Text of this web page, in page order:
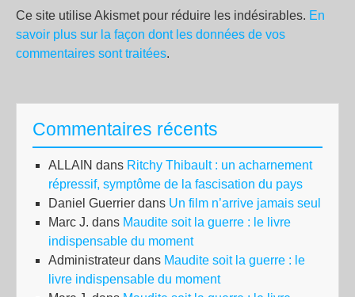
Ce site utilise Akismet pour réduire les indésirables. En
savoir plus sur la façon dont les données de vos
commentaires sont traitées.
Commentaires récents
ALLAIN dans Ritchy Thibault : un acharnement
répressif, symptôme de la fascisation du pays
Daniel Guerrier dans Un film n’arrive jamais seul
Marc J. dans Maudite soit la guerre : le livre
indispensable du moment
Administrateur dans Maudite soit la guerre : le
livre indispensable du moment